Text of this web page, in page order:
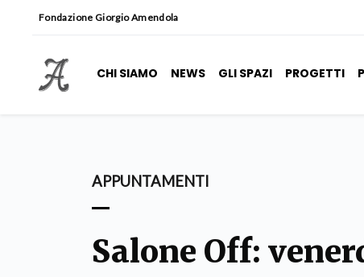
Fondazione Giorgio Amendola
CHI SIAMO NEWS GLI SPAZI PROGETTI
APPUNTAMENTI
Salone Off: